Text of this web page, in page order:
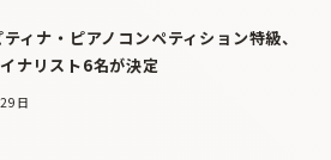
ィナ・ピアノコンペティション特級、
ナリスト6名が決定
日